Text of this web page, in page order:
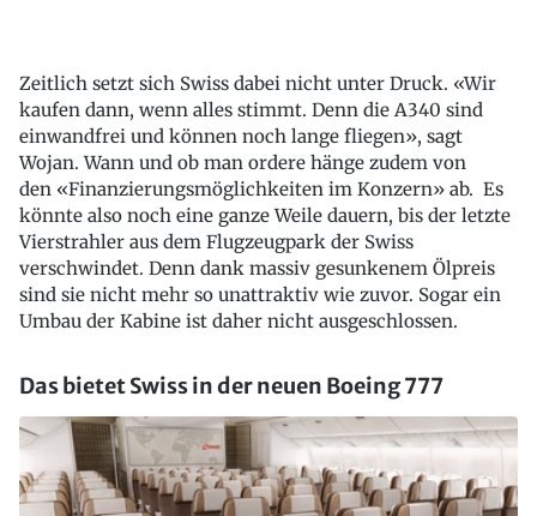
Zeitlich setzt sich Swiss dabei nicht unter Druck. «Wir
kaufen dann, wenn alles stimmt. Denn die A340 sind
einwandfrei und können noch lange fliegen», sagt
Wojan. Wann und ob man ordere hänge zudem von
den «Finanzierungsmöglichkeiten im Konzern» ab. Es
könnte also noch eine ganze Weile dauern, bis der letzte
Vierstrahler aus dem Flugzeugpark der Swiss
verschwindet. Denn dank massiv gesunkenem Ölpreis
sind sie nicht mehr so unattraktiv wie zuvor. Sogar ein
Umbau der Kabine ist daher nicht ausgeschlossen.
Das bietet Swiss in der neuen Boeing 777